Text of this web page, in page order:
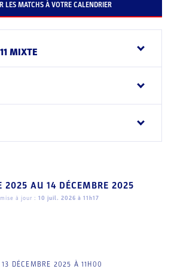
LES MATCHS À VOTRE CALENDRIER
MIXTE
2025 AU 14 DÉCEMBRE 2025
à jour : 10 juil. 2026 à 11h17
DÉCEMBRE 2025 À 11H00